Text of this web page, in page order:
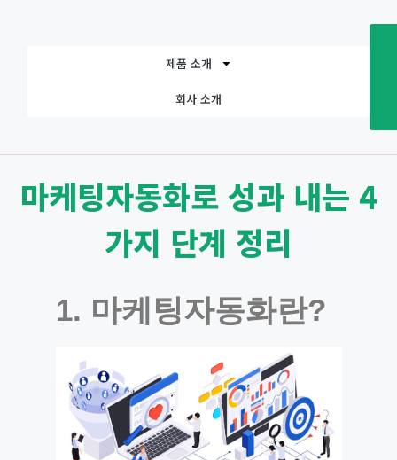
제품 소개
회사 소개
마케팅자동화로 성과 내는 4
가지 단계 정리
1. 마케팅자동화란?